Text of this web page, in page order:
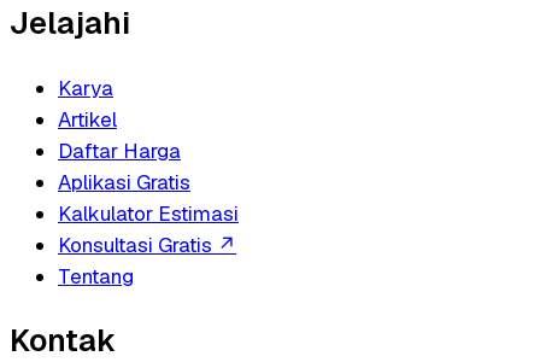
Jelajahi
Karya
Artikel
Daftar Harga
Aplikasi Gratis
Kalkulator Estimasi
Konsultasi Gratis ↗
Tentang
Kontak